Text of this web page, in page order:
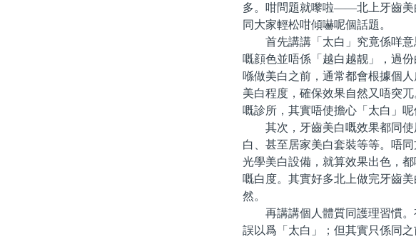
多。咁問題就嚟啦——北上牙齒美
同大家輕松咁傾嚇呢個話題。
首先講講「太白」究竟係咩意
嘅顔色並唔係「越白越靓」，過
喺做美白之前，通常都會根據個
美白程度，確保效果自然又唔突
嘅診所，其實唔使擔心「太白」呢
其次，牙齒美白嘅效果都同使
白、甚至居家美白套裝等等。唔
光學美白設備，就算效果出色，
嘅白度。其實好多北上做完牙齒
然。
再講講個人體質同護理習慣。
誤以爲「太白」；但其實只係同